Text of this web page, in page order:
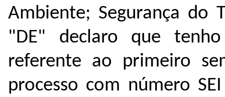
Ambiente; Segurança do
"DE" declaro que
referente ao primeiro
processo com número